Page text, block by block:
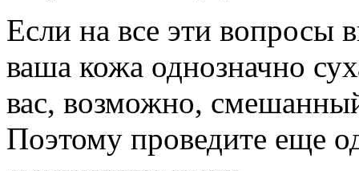
Если на все эти вопросы
ваша кожа однозначно
вас, возможно,
Поэтому проведите еще